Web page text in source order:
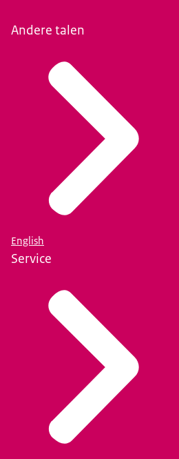
Andere talen
English
Service